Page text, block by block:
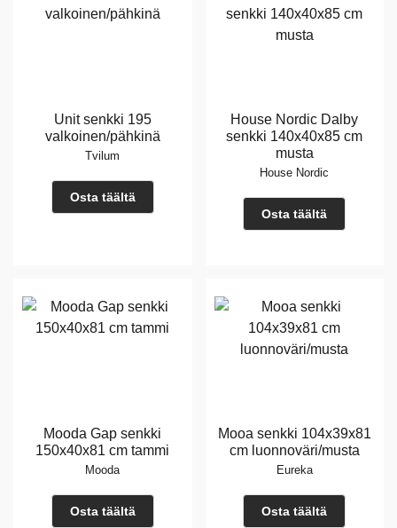
Unit senkki 195
valkoinen/pähkinä
Tvilum
Osta täältä
House Nordic Dalby
senkki 140x40x85 cm
musta
House Nordic
Osta täältä
Mooda Gap senkki
150x40x81 cm tammi
Mooda
Osta täältä
Mooa senkki 104x39x81
cm luonnoväri/musta
Eureka
Osta täältä